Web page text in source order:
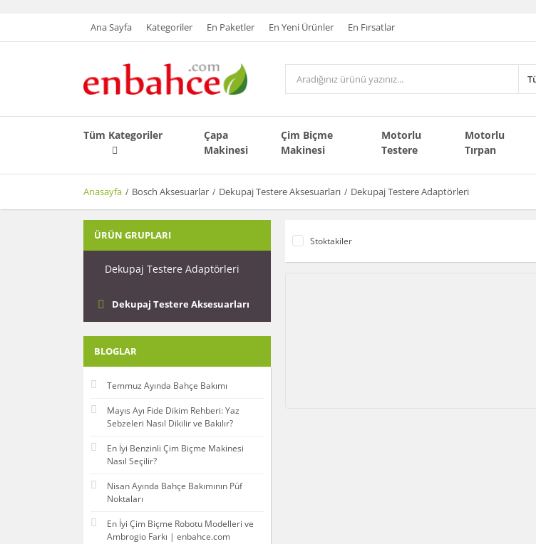
Ana Sayfa Kategoriler En Paketler En Yeni Ürünler En Fırsatlar
Tüm Kategoriler
Çapa
Makinesi
Çim Biçme
Makinesi
Motorlu
Testere
Motorlu
Tırpan
Anasayfa Bosch Aksesuarlar Dekupaj Testere Aksesuarları Dekupaj Testere Adaptörleri
ÜRÜN GRUPLARI
Dekupaj Testere Adaptörleri
Dekupaj Testere Aksesuarları
BLOGLAR
Temmuz Ayında Bahçe Bakımı
Mayıs Ayı Fide Dikim Rehberi: Yaz
Sebzeleri Nasıl Dikilir ve Bakılır?
En İyi Benzinli Çim Biçme Makinesi
Nasıl Seçilir?
Nisan Ayında Bahçe Bakımının Püf
Noktaları
En İyi Çim Biçme Robotu Modelleri ve
Ambrogio Farkı | enbahce.com
Stoktakiler